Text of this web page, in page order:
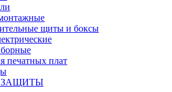
щиты и боксы
печатных плат
ЗАЩИТЫ